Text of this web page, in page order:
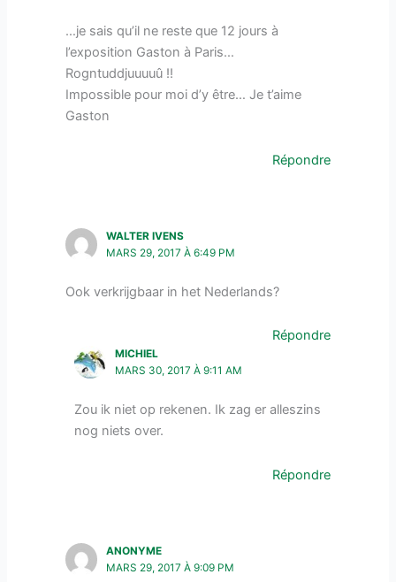
…je sais qu’il ne reste que 12 jours à
l’exposition Gaston à Paris…
Rogntuddjuuuuû !!
Impossible pour moi d’y être… Je t’aime
Gaston
Répondre
WALTER IVENS
MARS 29, 2017 À 6:49 PM
Ook verkrijgbaar in het Nederlands?
Répondre
MICHIEL
MARS 30, 2017 À 9:11 AM
Zou ik niet op rekenen. Ik zag er alleszins
nog niets over.
Répondre
ANONYME
MARS 29, 2017 À 9:09 PM